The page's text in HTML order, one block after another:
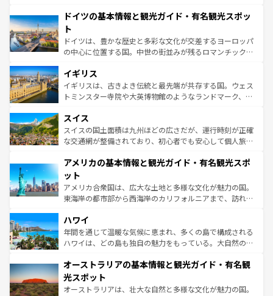
せる。地方によって風土や気候が異なるスペインはその個
ンテンツ一覧 を参照してほしい。
で、幅広い魅力が詰まっている。華麗な宮殿、歴史的な大
聖堂、美しいビーチ、そして豊かな自然が、訪れる者を心
から魅了する。また、フランスは美食の国としても知ら
れ、フランス料理はユネスコ無形文化遺産にも登録されて
香り高いラベンダー畑など、多彩な楽しみ方が可能だ。さ
らに、パリ以外の地域にも魅力が溢れており、どの街角に
も豊かな歴史と文化が息づいている。パリ以外の個性あふ
を参照してほしい。
ドイツの基本情報と観光ガイド・有名観光スポッ
ト
ドイツは、豊かな歴史と多彩な文化が交差するヨーロッパ
の中心に位置する国。中世の街並みが残るロマンチック街
顔を持つこの国は、どこを歩いても飽きることがない。ベ
ルリンの文化的活気、バイエルン州のアルプスの絶景、そ
してライン川沿いのワイン畑といった風景は必見。ビール
は、お酒好きな人にはぜひ体験してほしい。 なお、新着の
ドイツ情報はコンテンツ一覧を参照してほしい。
イギリス
イギリスは、古きよき伝統と最先端が共存する国。ウェス
トミンスター寺院や大英博物館のようなランドマーク、歴
リアごとに異なる魅力がある。また、優雅なアフタヌーン
ティー、ビール好きにはたまらない英国パブ、サッカー観
戦など、本場だからこそできる体験も豊富。イギリスを旅
ンツ一覧を参照してほしい。
スイス
スイスの国土面積は九州ほどの広さだが、運行時刻が正確
な交通網が整備されており、初心者でも安心して個人旅行
の建物がそのまま残る町や、スイスならではのユニークな
博物館もあり、アルプス観光だけでなく町歩きも満喫する
ことができる。国民の所得が高いため物価も高いが、旅行
者向けの交通パス提供のサービスもあり、うまく活用すれ
着のスイス情報は
アメリカの基本情報と観光ガイド・有名観光スポ
ット
アメリカ合衆国は、広大な土地と多様な文化が魅力の国。
東海岸の都市部から西海岸のカリフォルニアまで、訪れる
のような巨大都市は、観光、ショッピング、エンターテイ
ンメントが詰まった刺激的なスポットだ。一方、アメリカ
西部には大自然が広がり、グランドキャニオンやイエロー
部のニューオーリンズでは、音楽と美食が融合した独特の
文化が魅力。旅行者はアメリカの各地域で異なる魅力を楽
しみながら、その多様性と豊かな歴史を感じることができ
ハワイ
年間を通じて温暖な気候に恵まれ、多くの島で構成される
ハワイは、どの島も独自の魅力をもっている。大自然の神
ワイ島は見逃せない。また、定番の観光地といえばオアフ
島だが、静かな自然を求めるならマウイ島やカウアイ島が
おすすめ。エメラルドグリーンに輝く海をはじめ、豊かな
オーストラリアの基本情報と観光ガイド・有名観
光スポット
オーストラリアは、壮大な自然と多様な文化が魅力の国。